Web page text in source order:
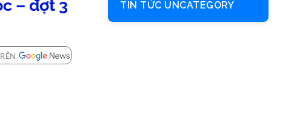
– đợt 3
TIN TỨC UNCATEGORY